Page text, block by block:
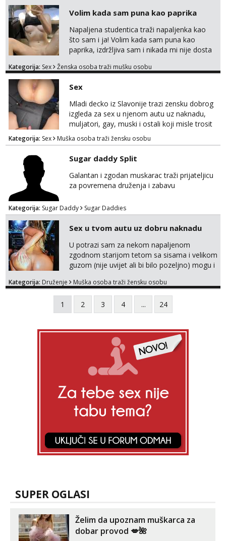
Volim kada sam puna kao paprika
Napaljena studentica traži napaljenka kao
što sam i ja! Volim kada sam puna kao
paprika, izdržljiva sam i nikada mi nije dosta
bilo kad i bilo gdje zato se javi što prije da
tamo, cekam te!
Kategorija: Sex Ženska osoba traži mušku osobu
Sex
Mladi decko iz Slavonije trazi zensku dobrog
izgleda za sex u njenom autu uz naknadu,
muljatori, gay, muski i ostali koji misle trosit
vrijeme na pisanje mogu zaobic oglas, ako si
slavonije i zainteresirana da te punim negdje
u mraku u tvom autu javi se na whatsapp
porukom 098 199 1895.
Kategorija: Sex Muška osoba traži žensku osobu
Sugar daddy Split
Galantan i zgodan muskarac traži prijateljicu
za povremena druženja i zabavu
Kategorija: Sugar Daddy Sugar Daddies
Sex u tvom autu uz dobru naknadu
U potrazi sam za nekom napaljenom
zgodnom starijom tetom sa sisama i velikom
guzom (nije uvijet ali bi bilo pozeljno) mogu i
dobra zabava uz naknadu, trazim neku koja
bi dosla po mene da se odemo seksat
negdje u mrak, prije seksa dobijes odmah na
ruke, molim samo ozbiljne da se javljaju one
sumarcima itd be...
Kategorija: Druženje Muška osoba traži žensku osobu
1 2 3 4 ... 24
SUPER OGLASI
Želim da upoznam muškarca za
dobar provod 💋🌺